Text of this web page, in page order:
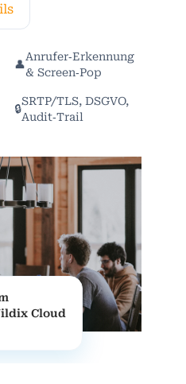
👤
Anrufer‑Erkennung
& Screen‑Pop
🔒
SRTP/TLS, DSGVO,
Audit‑Trail
Cloud